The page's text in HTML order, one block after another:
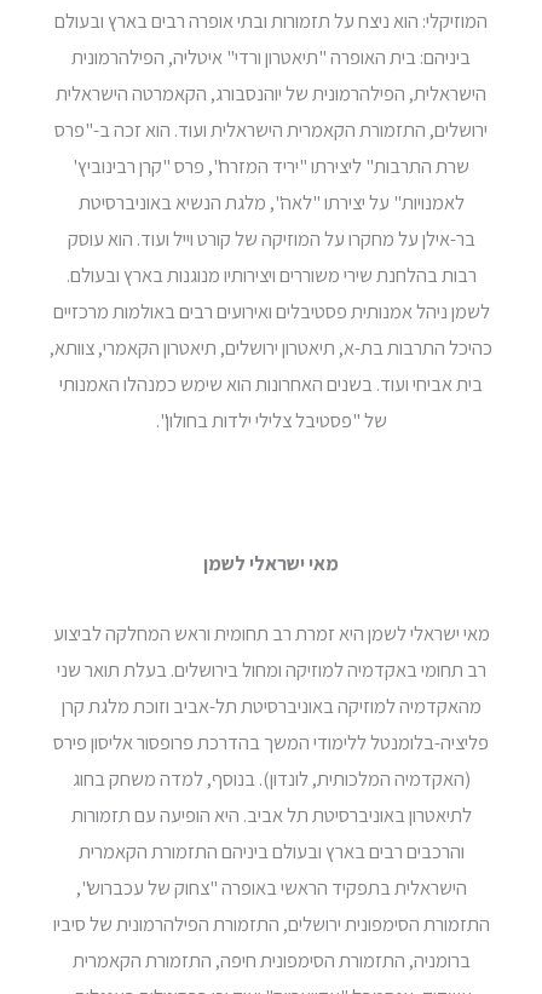
המוזיקלי: הוא ניצח על תזמורות ובתי אופרה רבים בארץ ובעולם
ביניהם: בית האופרה "תיאטרון ורדי" איטליה, הפילהרמונית
הישראלית, הפילהרמונית של יוהנסבורג, הקאמרטה הישראלית
ירושלים, התזמורת הקאמרית הישראלית ועוד. הוא זכה ב-"פרס
שרת התרבות" ליצירתו "יריד המזרח", פרס "קרן רבינוביץ'
לאמנויות" על יצירתו "לאה", מלגת הנשיא באוניברסיטת
בר-אילן על מחקרו על המוזיקה של קורט וייל ועוד. הוא עוסק
רבות בהלחנת שירי משוררים ויצירותיו מנוגנות בארץ ובעולם.
לשמן ניהל אמנותית פסטיבלים ואירועים רבים באולמות מרכזיים
כהיכל התרבות בת-א, תיאטרון ירושלים, תיאטרון הקאמרי, צוותא,
בית אביחי ועוד. בשנים האחרונות הוא שימש כמנהלו האמנותי
של "פסטיבל צלילי ילדות בחולון".
מאי ישראלי לשמן
מאי ישראלי לשמן היא זמרת רב תחומית וראש המחלקה לביצוע
רב תחומי באקדמיה למוזיקה ומחול בירושלים. בעלת תואר שני
מהאקדמיה למוזיקה באוניברסיטת תל-אביב וזוכת מלגת קרן
פליציה-בלומנטל ללימודי המשך בהדרכת פרופסור אליסון פירס
(האקדמיה המלכותית, לונדון). בנוסף, למדה משחק בחוג
לתיאטרון באוניברסיטת תל אביב. היא הופיעה עם תזמורות
והרכבים רבים בארץ ובעולם ביניהם התזמורת הקאמרית
הישראלית בתפקיד הראשי באופרה "צחוק של עכברוש",
התזמורת הסימפונית ירושלים, התזמורת הפילהרמונית של סיביו
ברומניה, התזמורת הסימפונית חיפה, התזמורת הקאמרית